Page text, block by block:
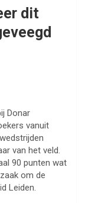
dit
Donar
vanuit
van het veld.
90 punten wat
om de
Leiden.